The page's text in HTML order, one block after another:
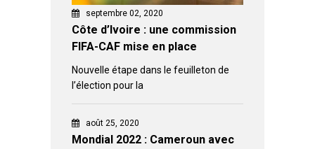
septembre 02, 2020
Côte d’Ivoire : une commission
FIFA-CAF mise en place
Nouvelle étape dans le feuilleton de
l’élection pour la
août 25, 2020
Mondial 2022 : Cameroun avec